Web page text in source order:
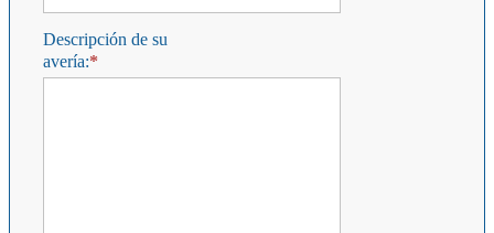
Descripción de su
avería: